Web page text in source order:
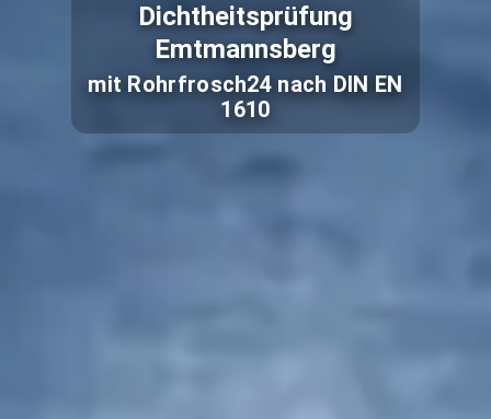
Dichtheitsprüfung
Emtmannsberg
mit Rohrfrosch24 nach DIN EN
1610